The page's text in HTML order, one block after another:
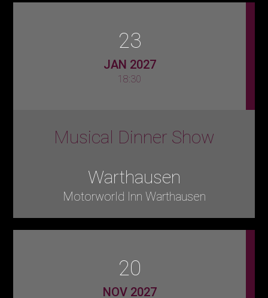
23
JAN 2027
18:30
Musical Dinner Show
Warthausen
Motorworld Inn Warthausen
20
NOV 2027